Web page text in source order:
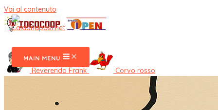
Vai al contenuto
MAIN MENU
Reverendo Frank Corvo rosso